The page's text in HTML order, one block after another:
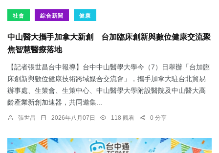
社會 綜合新聞 健康
中山醫大攜手加拿大新創 台加臨床創新與數位健康交流聚
焦智慧醫療落地
【記者張世昌台中報導】台中中山醫學大學今（7）日舉辦「台加臨
床創新與數位健康技術跨域媒合交流會」，攜手加拿大駐台北貿易
辦事處、生策會、生策中心、中山醫學大學附設醫院及中山醫大高
齡產業新創加速器，共同邀集...
張世昌 2026年八月07日 118 觀看 0 分享